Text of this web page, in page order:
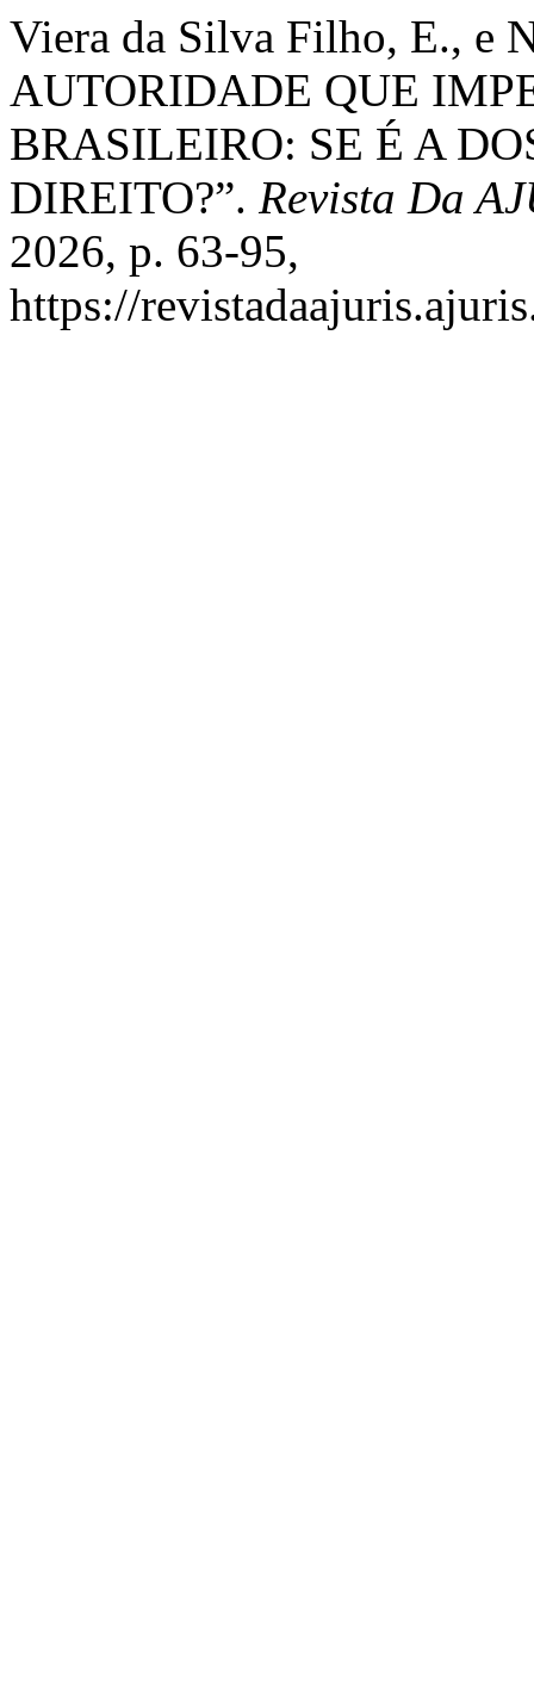
Viera da Silva Filho, E., e
AUTORIDADE QUE
BRASILEIRO: SE É A
DIREITO?”. Revista Da
2026, p. 63-95,
https://